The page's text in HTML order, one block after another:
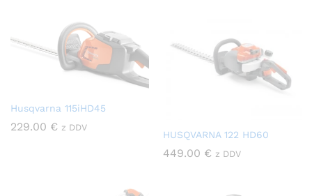
Husqvarna 115iHD45
229.00 € z DDV
HUSQVARNA 122 HD60
449.00 € z DDV